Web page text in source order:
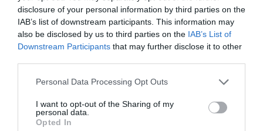
disclosure of your personal information by third parties on the
IAB’s list of downstream participants. This information may
also be disclosed by us to third parties on the IAB’s List of
Downstream Participants that may further disclose it to other
Personal Data Processing Opt Outs
I want to opt-out of the Sharing of my
personal data.
Opted In
RÉPONDRE
Johna commenté :
20 octobre 2021 - 13 h
de ta vie ….???